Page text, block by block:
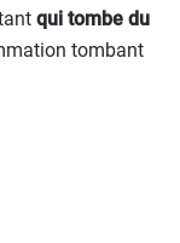
qui tombe du
tombant